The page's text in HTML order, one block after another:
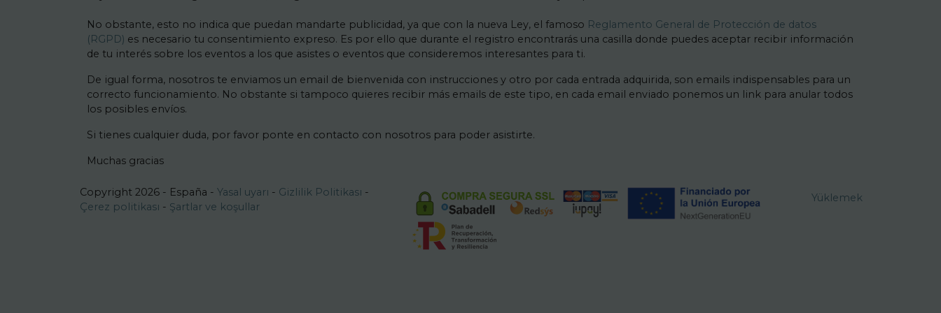
No obstante, esto no indica que puedan mandarte publicidad, ya que con la nueva Ley, el famoso Reglamento General de Protección de datos
(RGPD) es necesario tu consentimiento expreso. Es por ello que durante el registro encontrarás una casilla donde puedes aceptar recibir información
de tu interés sobre los eventos a los que asistes o eventos que consideremos interesantes para ti.
De igual forma, nosotros te enviamos un email de bienvenida con instrucciones y otro por cada entrada adquirida, son emails indispensables para un
correcto funcionamiento. No obstante si tampoco quieres recibir más emails de este tipo, en cada email enviado ponemos un link para anular todos
los posibles envíos.
Si tienes cualquier duda, por favor ponte en contacto con nosotros para poder asistirte.
Muchas gracias
Copyright 2026 - España - Yasal uyarı - Gizlilik Politikası -
Çerez politikası - Şartlar ve koşullar
Yüklemek